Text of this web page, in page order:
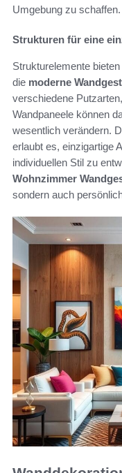
Umgebung zu schaffen.
Strukturen für eine
Strukturelemente
die moderne
verschiedene
Wandpaneele können
wesentlich verändern.
erlaubt es, einzigartige
individuellen Stil zu
Wohnzimmer
sondern auch